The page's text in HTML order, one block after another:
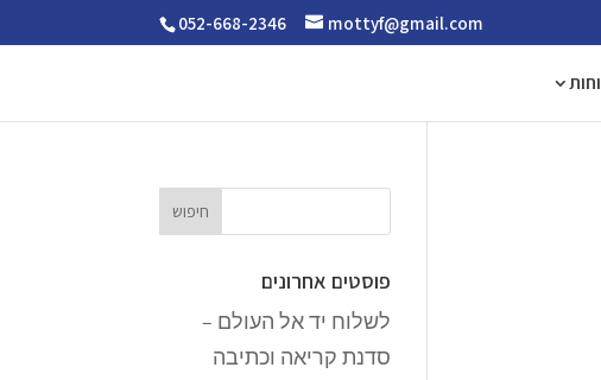
052-668-2346 mottyf@gmail.com
פוסטים אחרונים
לשלוח יד אל העולם –
סדנת קריאה וכתיבה